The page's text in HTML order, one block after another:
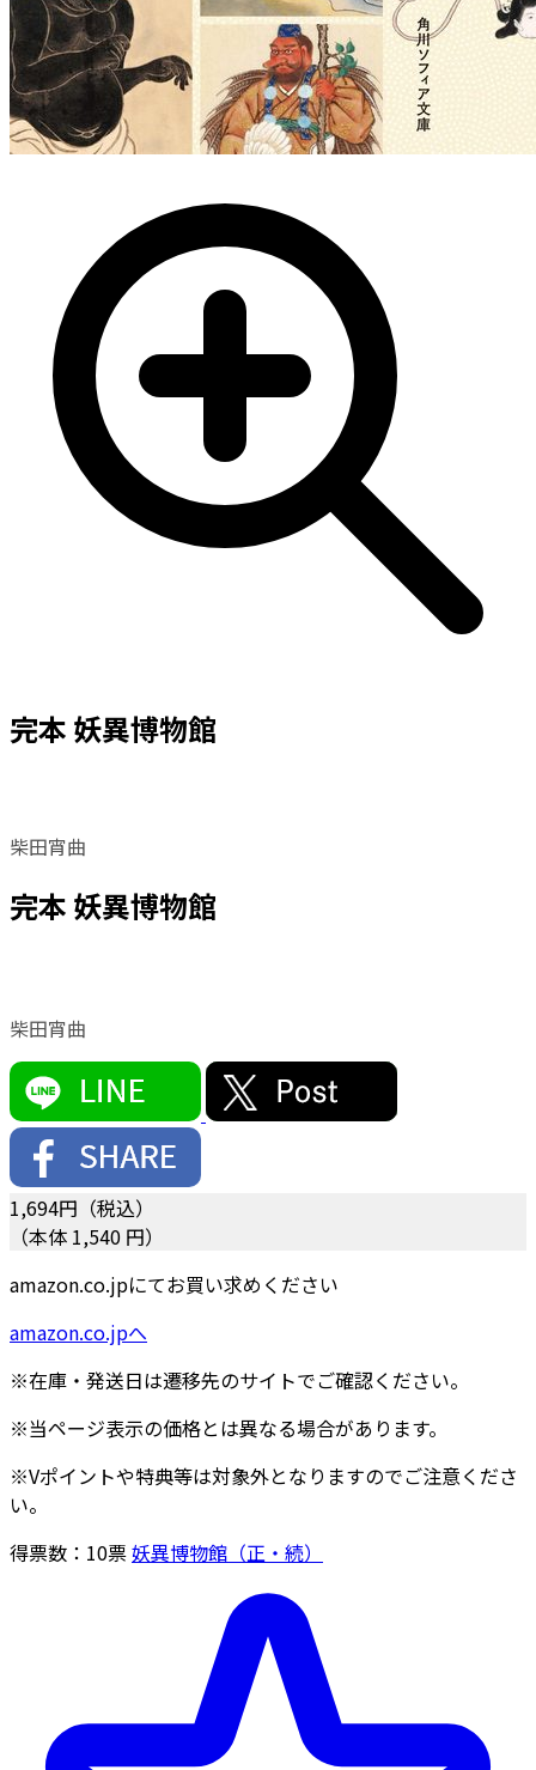
完本 妖異博物館
柴田宵曲
完本 妖異博物館
柴田宵曲
1,694円（税込）
（本体 1,540 円）
amazon.co.jpにてお買い求めください
amazon.co.jpへ
※在庫・発送日は遷移先のサイトでご確認ください。
※当ページ表示の価格とは異なる場合があります。
※Vポイントや特典等は対象外となりますのでご注意くださ
い。
得票数： 10票妖異博物館（正・続）